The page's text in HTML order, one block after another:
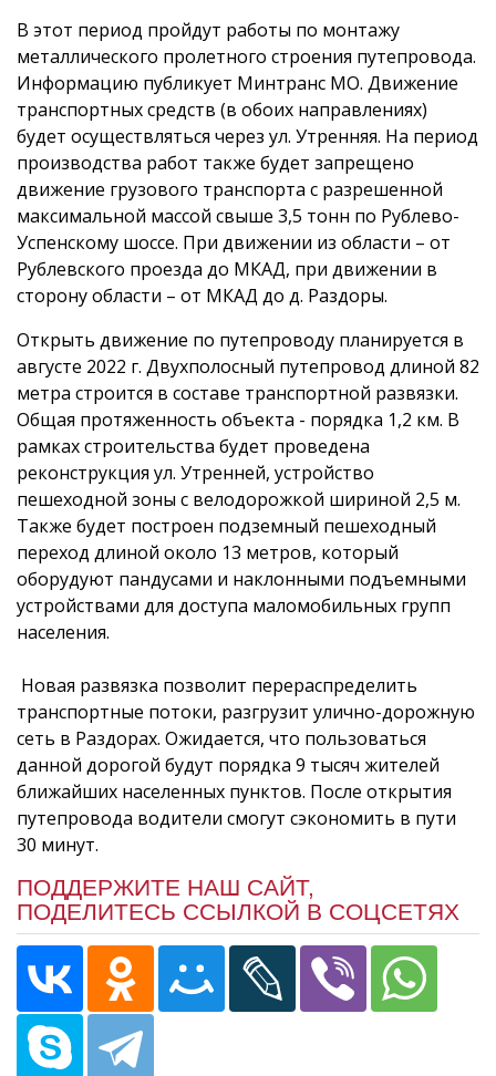
В этот период пройдут работы по монтажу
металлического пролетного строения путепровода.
Информацию публикует Минтранс МО. Движение
транспортных средств (в обоих направлениях)
будет осуществляться через ул. Утренняя. На период
производства работ также будет запрещено
движение грузового транспорта с разрешенной
максимальной массой свыше 3,5 тонн по Рублево-
Успенскому шоссе. При движении из области – от
Рублевского проезда до МКАД, при движении в
сторону области – от МКАД до д. Раздоры.
Открыть движение по путепроводу планируется в
августе 2022 г. Двухполосный путепровод длиной 82
метра строится в составе транспортной развязки.
Общая протяженность объекта - порядка 1,2 км. В
рамках строительства будет проведена
реконструкция ул. Утренней, устройство
пешеходной зоны с велодорожкой шириной 2,5 м.
Также будет построен подземный пешеходный
переход длиной около 13 метров, который
оборудуют пандусами и наклонными подъемными
устройствами для доступа маломобильных групп
населения.
Новая развязка позволит перераспределить
транспортные потоки, разгрузит улично-дорожную
сеть в Раздорах. Ожидается, что пользоваться
данной дорогой будут порядка 9 тысяч жителей
ближайших населенных пунктов. После открытия
путепровода водители смогут сэкономить в пути
30 минут.
ПОДДЕРЖИТЕ НАШ САЙТ,
ПОДЕЛИТЕСЬ ССЫЛКОЙ В СОЦСЕТЯХ